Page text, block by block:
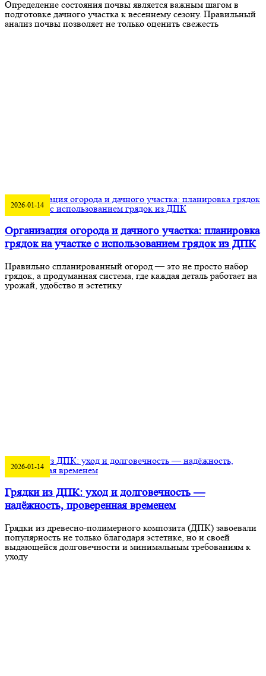
Определение состояния почвы является важным шагом в
подготовке дачного участка к весеннему сезону. Правильный
анализ почвы позволяет не только оценить свежесть
Организация огорода и дачного участка: планировка
грядок на участке с использованием грядок из ДПК
2026-01-14
Правильно спланированный огород — это не просто набор
грядок, а продуманная система, где каждая деталь работает на
урожай, удобство и эстетику
Грядки из ДПК: уход и долговечность —
надёжность, проверенная временем
2026-01-14
Грядки из древесно-полимерного композита (ДПК) завоевали
популярность не только благодаря эстетике, но и своей
выдающейся долговечности и минимальным требованиям к
уходу